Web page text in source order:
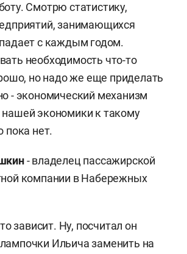
Смотрю статистику,
занимающихся
с каждым годом.
необходимость что-то
но надо же еще приделать
- экономический механизм
экономики к такому
пока нет.
- владелец пассажирской
компании в Набережных
зависит. Ну, посчитал он
Ильича заменить на